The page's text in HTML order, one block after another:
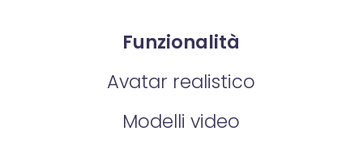
Funzionalità
Avatar realistico
Modelli video